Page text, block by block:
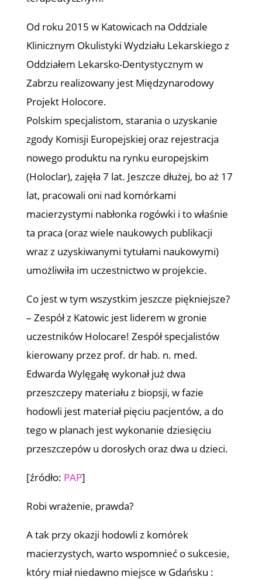
Od roku 2015 w Katowicach na Oddziale
Klinicznym Okulistyki Wydziału Lekarskiego z
Oddziałem Lekarsko-Dentystycznym w
Zabrzu realizowany jest Międzynarodowy
Projekt Holocore.
Polskim specjalistom, starania o uzyskanie
zgody Komisji Europejskiej oraz rejestracja
nowego produktu na rynku europejskim
(Holoclar), zajęła 7 lat. Jeszcze dłużej, bo aż 17
lat, pracowali oni nad komórkami
macierzystymi nabłonka rogówki i to właśnie
ta praca (oraz wiele naukowych publikacji
wraz z uzyskiwanymi tytułami naukowymi)
umożliwiła im uczestnictwo w projekcie.
Co jest w tym wszystkim jeszcze piękniejsze?
– Zespół z Katowic jest liderem w gronie
uczestników Holocare! Zespół specjalistów
kierowany przez prof. dr hab. n. med.
Edwarda Wylęgałę wykonał już dwa
przeszczepy materiału z biopsji, w fazie
hodowli jest materiał pięciu pacjentów, a do
tego w planach jest wykonanie dziesięciu
przeszczepów u dorosłych oraz dwa u dzieci.
[źródło: PAP]
Robi wrażenie, prawda?
A tak przy okazji hodowli z komórek
macierzystych, warto wspomnieć o sukcesie,
który miał niedawno miejsce w Gdańsku :